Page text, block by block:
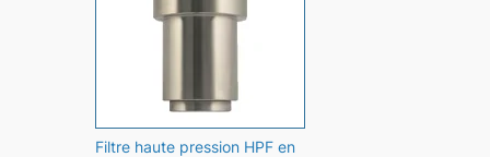
Filtre haute pression HPF en